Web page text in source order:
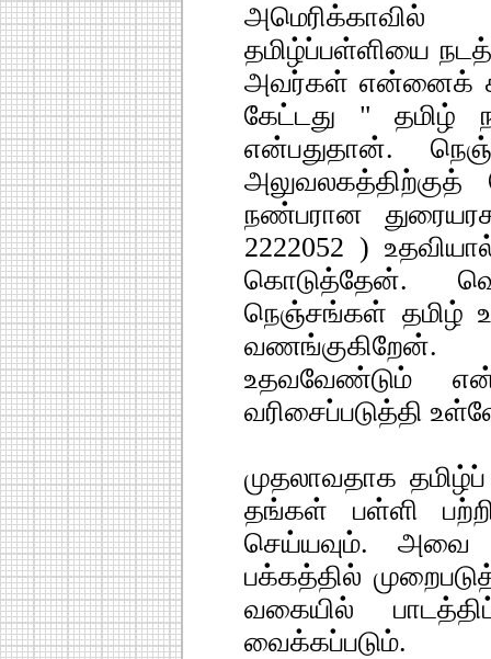
தமிழ்ப்பள்ளியை
அவர்கள் என்னைக்
கேட்டது " தமிழ்
என்பதுதான்.
அலுவலகத்திற்குத்
நண்பரான
2222052 )
கொடுத்தேன்.
நெஞ்சங்கள் தமிழ்
வணங்குகிறேன்.
உதவவேண்டும்
வரிசைப்படுத்தி
முதலாவதாக
தங்கள் பள்ளி
செய்யவும். அவை
பக்கத்தில்
வகையில்
வைக்கப்படும்.